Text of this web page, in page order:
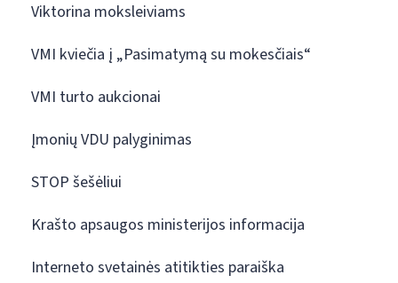
Viktorina moksleiviams
VMI kviečia į „Pasimatymą su mokesčiais“
VMI turto aukcionai
Įmonių VDU palyginimas
STOP šešėliui
Krašto apsaugos ministerijos informacija
Interneto svetainės atitikties paraiška